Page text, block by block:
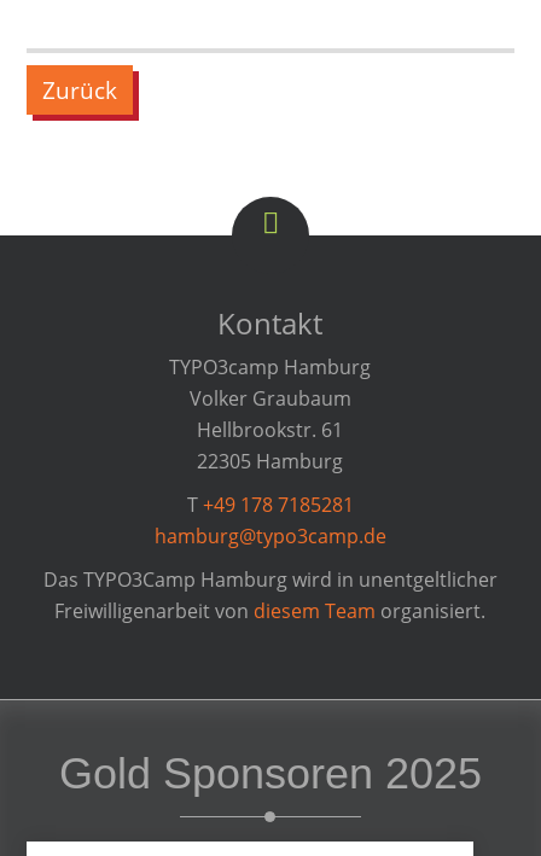
Zurück
Kontakt
TYPO3camp Hamburg
Volker Graubaum
Hellbrookstr. 61
22305 Hamburg
T+49 178 7185281
hamburg@typo3camp.de
Das TYPO3Camp Hamburg wird in unentgeltlicher
Freiwilligenarbeit von diesem Team organisiert.
Gold Sponsoren 2025